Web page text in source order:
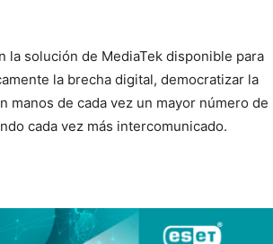
la solución de MediaTek disponible para
la brecha digital, democratizar la
de cada vez un mayor número de
cada vez más intercomunicado.